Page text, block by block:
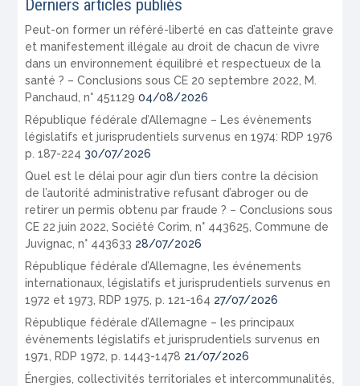
Derniers articles publiés
Peut-on former un référé-liberté en cas d’atteinte grave
et manifestement illégale au droit de chacun de vivre
dans un environnement équilibré et respectueux de la
santé ? – Conclusions sous CE 20 septembre 2022, M.
Panchaud, n° 451129 04/08/2026
République fédérale d’Allemagne – Les évènements
législatifs et jurisprudentiels survenus en 1974: RDP 1976
p. 187-224 30/07/2026
Quel est le délai pour agir d’un tiers contre la décision
de l’autorité administrative refusant d’abroger ou de
retirer un permis obtenu par fraude ? – Conclusions sous
CE 22 juin 2022, Société Corim, n° 443625, Commune de
Juvignac, n° 443633 28/07/2026
République fédérale d’Allemagne, les événements
internationaux, législatifs et jurisprudentiels survenus en
1972 et 1973, RDP 1975, p. 121-164 27/07/2026
République fédérale d’Allemagne – les principaux
évènements législatifs et jurisprudentiels survenus en
1971, RDP 1972, p. 1443-1478 21/07/2026
Énergies, collectivités territoriales et intercommunalités,